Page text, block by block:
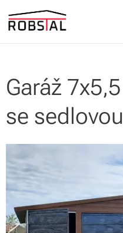
Garáž
se